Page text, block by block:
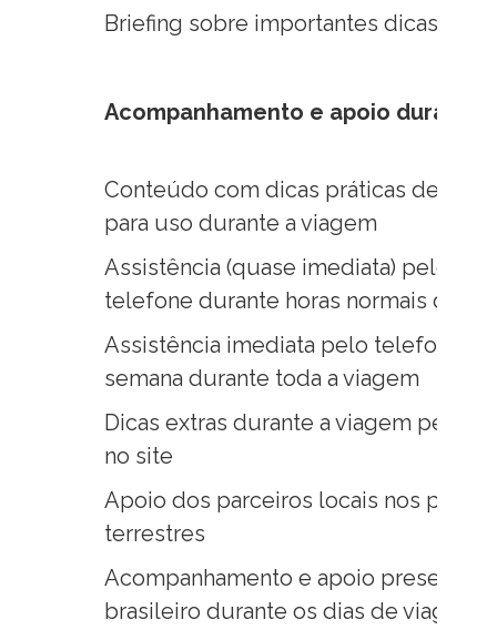
Briefing sobre importantes dicas
Acompanhamento e apoio durante
Conteúdo com dicas práticas de
para uso durante a viagem
Assistência (quase imediata) pelo
telefone durante horas normais de
Assistência imediata pelo telefone
semana durante toda a viagem
Dicas extras durante a viagem pelo
no site
Apoio dos parceiros locais nos
terrestres
Acompanhamento e apoio
brasileiro durante os dias de viagem